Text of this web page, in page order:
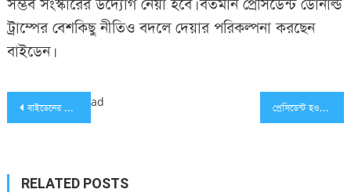
সম্ভব সংস্কারের উদ্যোগ নেয়া হবে। বর্তমান প্রেসিডেন্ট ডোনাল্ড
ট্রাম্পের বেশকিছু নীতিও বদলে দেয়ার পরিকল্পনা করছেন
বাইডেন।
Post
বাইডেনের জয় স্বীকারে চীনের অস্বীকৃতি প্রেসিডেন্ট হওয়ার ইচ্ছা প্রথম শাশুড়িকে জানিয়েছিলেন বাইডেন
ad
RELATED POSTS